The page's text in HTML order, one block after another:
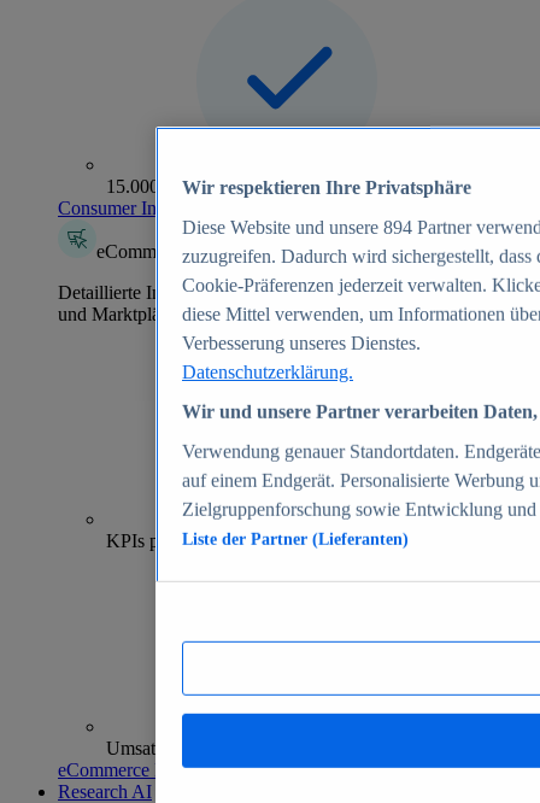
15.000+ Marken
Consumer Insights entdecken
eCommerce Insights
Detaillierte Informationen zu mehr als 39.000 Online-Shops
und Marktplätzen
70+
KPIs pro Shop
Umsatzanalysen und -prognosen
eCommerce Insights entdecken
Research AI
Wir respektieren Ihre Privatsphäre
Diese Website und unsere 894 Partner
zuzugreifen. Dadurch wird sichergestellt,
Cookie-Präferenzen jederzeit verwalten.
diese Mittel verwenden, um Informationen
Verbesserung unseres Dienstes.
Datenschutzerklärung.
Wir und unsere Partner verarbeiten
Verwendung genauer Standortdaten.
auf einem Endgerät. Personalisierte Werbung
Zielgruppenforschung sowie Entwicklung
Liste der Partner (Lieferanten)